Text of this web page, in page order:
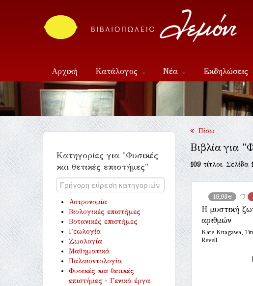
Αρχική Κατάλογος Νέα Εκδηλώσεις
Επικοινωνία
Κατηγορίες για "Φυσικές
και θετικές επιστήμες"
Αστρονομία
Βιολογικές επιστήμες
Βοτανικές επιστήμες
Γεωλογία
Ζωολογία
Μαθηματικά
Παλαιοντολογία
Φυσικές και θετικές
επιστήμες - Γενικά έργα
Πίσω
Βιβλία για
109τίτλοι. Σελίδα
19,93€
Η μυστική
αριθμών
Kate Kitagawa,
Revell